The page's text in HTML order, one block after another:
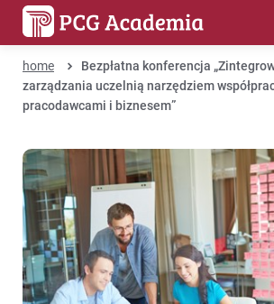
home
Bezpłatna konferencja
zarządzania uczelnią narzędziem
pracodawcami i biznesem”